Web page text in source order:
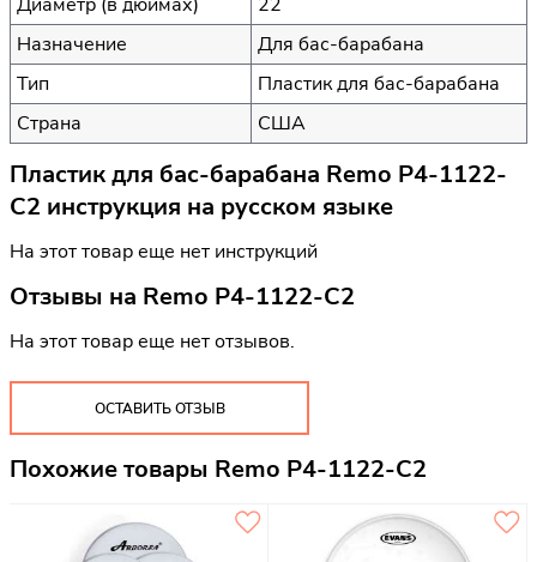
Назначение
Для бас-барабана
Тип
Пластик для бас-барабана
Страна
США
Пластик для бас-барабана Remo P4-1122-
C2 инструкция на русском языке
На этот товар еще нет инструкций
Отзывы на Remo P4-1122-C2
На этот товар еще нет отзывов.
ОСТАВИТЬ ОТЗЫВ
Похожие товары Remo P4-1122-C2